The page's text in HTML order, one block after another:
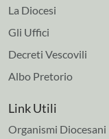
La Diocesi
Gli Uffici
Decreti Vescovili
Albo Pretorio
Link Utili
Organismi Diocesani